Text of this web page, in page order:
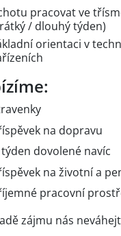
pracovat ve
/ dlouhý týden)
orientaci v
na dopravu
týden dovolené navíc
na životní a
pracovní
zájmu nás